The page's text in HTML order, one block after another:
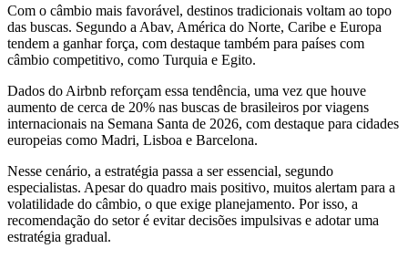
Com o câmbio mais favorável, destinos tradicionais voltam ao topo
das buscas. Segundo a Abav, América do Norte, Caribe e Europa
tendem a ganhar força, com destaque também para países com
câmbio competitivo, como Turquia e Egito.
Dados do Airbnb reforçam essa tendência, uma vez que houve
aumento de cerca de 20% nas buscas de brasileiros por viagens
internacionais na Semana Santa de 2026, com destaque para cidades
europeias como Madri, Lisboa e Barcelona.
Nesse cenário, a estratégia passa a ser essencial, segundo
especialistas. Apesar do quadro mais positivo, muitos alertam para a
volatilidade do câmbio, o que exige planejamento. Por isso, a
recomendação do setor é evitar decisões impulsivas e adotar uma
estratégia gradual.